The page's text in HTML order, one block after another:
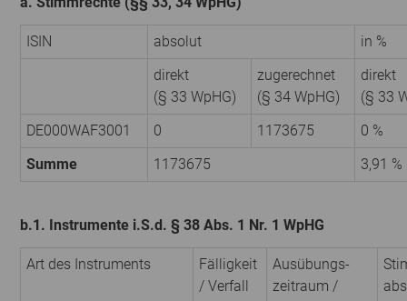
ISIN absolut
in %
direkt
(§ 33 WpHG)
zugerechnet
(§ 34 WpHG)
direkt
(§ 33
DE000WAF3001
0 1173675
0 %
Summe
1173675 3,91 %
b.1. Instrumente i.S.d. § 38 Abs. 1 Nr. 1 WpHG
Art des Instruments
Fälligkeit
/ Verfall
Ausübungs­
zeitraum /